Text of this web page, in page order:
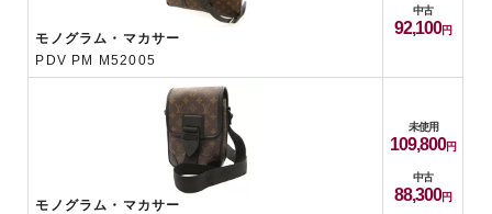
モノグラム・マカサー
PDV PM M52005
中古
92,100
モノグラム・マカサー
未使用
109,800
中古
88,300